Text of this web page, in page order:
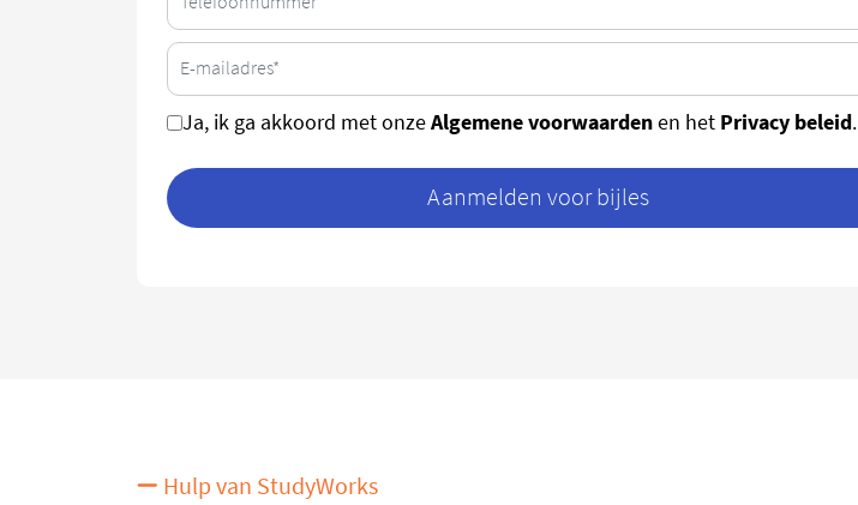
Ja, ik ga akkoord met onzeAlgemene voorwaardenen het Privacy beleid.
Aanmelden voor bijles
Hulp van StudyWorks